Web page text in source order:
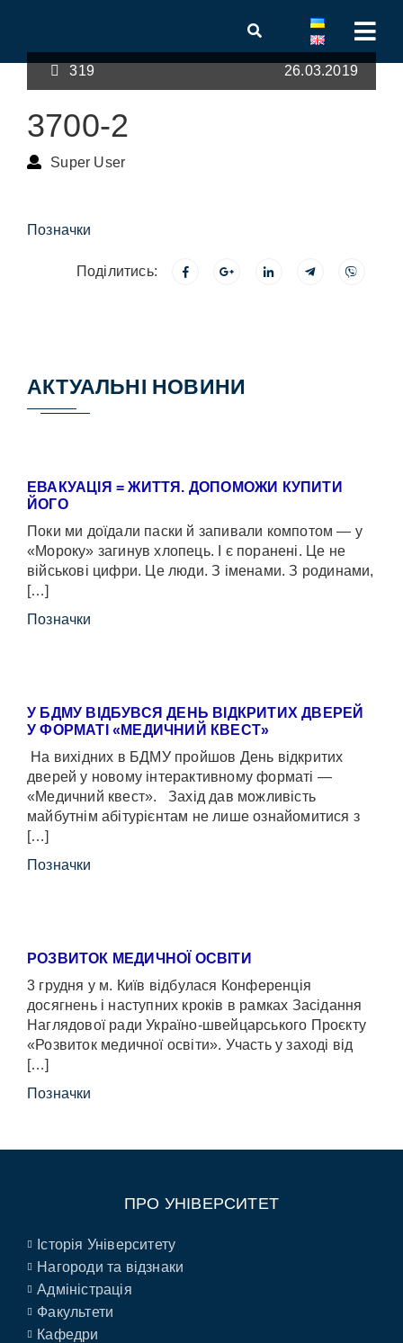
319 26.03.2019
3700-2
Super User
Позначки
Поділитись:
АКТУАЛЬНІ НОВИНИ
ЕВАКУАЦІЯ = ЖИТТЯ. ДОПОМОЖИ КУПИТИ
ЙОГО
Поки ми доїдали паски й запивали компотом — у
«Мороку» загинув хлопець. І є поранені. Це не
військові цифри. Це люди. З іменами. З родинами,
[…]
Позначки
У БДМУ ВІДБУВСЯ ДЕНЬ ВІДКРИТИХ ДВЕРЕЙ
У ФОРМАТІ «МЕДИЧНИЙ КВЕСТ»
На вихідних в БДМУ пройшов День відкритих
дверей у новому інтерактивному форматі —
«Медичний квест». Захід дав можливість
майбутнім абітурієнтам не лише ознайомитися з
[…]
Позначки
РОЗВИТОК МЕДИЧНОЇ ОСВІТИ
3 грудня у м. Київ відбулася Конференція
досягнень і наступних кроків в рамках Засідання
Наглядової ради Україно-швейцарського Проєкту
«Розвиток медичної освіти». Участь у заході від
[…]
Позначки
ПРО УНІВЕРСИТЕТ
Історія Університету
Нагороди та відзнаки
Адміністрація
Факультети
Кафедри